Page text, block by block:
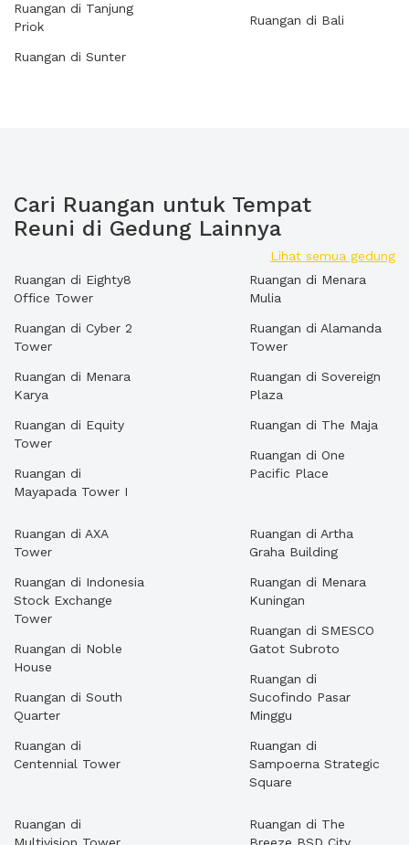
Ruangan di Tanjung
Priok
Ruangan di Sunter
Ruangan di Bali
Cari Ruangan untuk Tempat
Reuni di Gedung Lainnya
Lihat semua gedung
Ruangan di Eighty8
Office Tower
Ruangan di Cyber 2
Tower
Ruangan di Menara
Karya
Ruangan di Equity
Tower
Ruangan di
Mayapada Tower I
Ruangan di Menara
Mulia
Ruangan di Alamanda
Tower
Ruangan di Sovereign
Plaza
Ruangan di The Maja
Ruangan di One
Pacific Place
Ruangan di AXA
Tower
Ruangan di Indonesia
Stock Exchange
Tower
Ruangan di Noble
House
Ruangan di South
Quarter
Ruangan di
Centennial Tower
Ruangan di Artha
Graha Building
Ruangan di Menara
Kuningan
Ruangan di SMESCO
Gatot Subroto
Ruangan di
Sucofindo Pasar
Minggu
Ruangan di
Sampoerna Strategic
Square
Ruangan di
Ruangan di The